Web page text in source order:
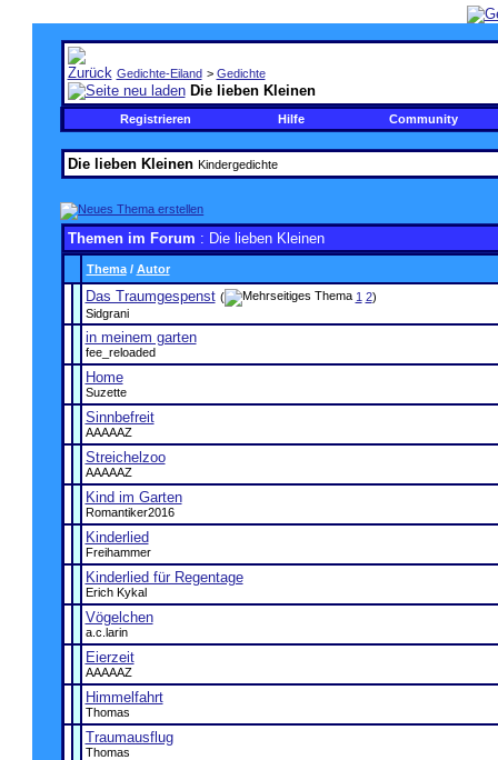
Gedichte-Eiland > Gedichte
Die lieben Kleinen
Registrieren Hilfe Community
Die lieben Kleinen Kindergedichte
Themen im Forum : Die lieben Kleinen
Thema/ Autor
Das Traumgespenst ( 1 2)
Sidgrani
in meinem garten
fee_reloaded
Home
Suzette
Sinnbefreit
AAAAAZ
Streichelzoo
AAAAAZ
Kind im Garten
Romantiker2016
Kinderlied
Freihammer
Kinderlied für Regentage
Erich Kykal
Vögelchen
a.c.larin
Eierzeit
AAAAAZ
Himmelfahrt
Thomas
Traumausflug
Thomas